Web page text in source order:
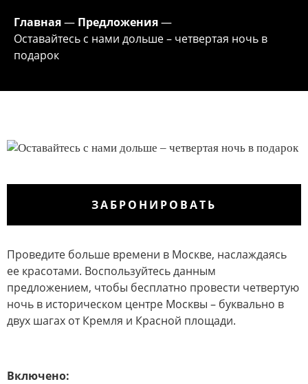
Главная— Предложения—
Оставайтесь с нами дольше – четвертая ночь в
подарок
ЗАБРОНИРОВАТЬ
Проведите больше времени в Москве, наслаждаясь
ее красотами. Воспользуйтесь данным
предложением, чтобы бесплатно провести четвертую
ночь в историческом центре Москвы – буквально в
двух шагах от Кремля и Красной площади.
Включено: